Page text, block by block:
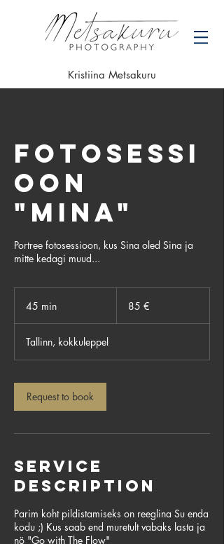
Kristiina Metsakuru
Fotosessi
oon
"Mina"
Portree fotosessioon, kus Sina oled Sina ja
mitte kedagi muud...
45 min
i
n
85 €
Tallinn, kokkuleppel
Request to book
Service
Description
Parim koht pildistamiseks on reeglina Su enda
kodu ;) Kus saab end muretult vabaks lasta ja
nö "Go with The Flow"